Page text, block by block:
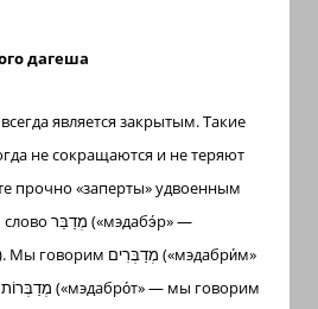
дагеша
является закрытым. Такие
не сокращаются и не теряют
прочно «заперты» удвоенным
מְדַבֵּר («мэдабэ́р» —
Мы говорим מְדַבְּרִים («мэдабри́м»
מְדַבְּרוֹת («мэдабро́т» — мы говорим